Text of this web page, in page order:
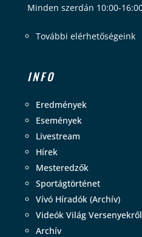
Minden szerdán 10:00-
További elérhetőségeink
INFO
Eredmények
Események
Livestream
Hírek
Mesteredzők
Sportágtörténet
Vívó Híradók (Archív)
Videók Világ Versenyekről
Archív